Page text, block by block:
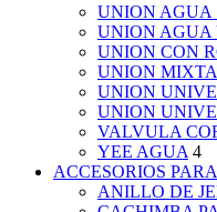
UNION AGUA
UNION AGUA
UNION CON
UNION MIXTA
UNION
UNION
VALVULA
YEE AGUA 4
ACCESORIOS
ANILLO DE